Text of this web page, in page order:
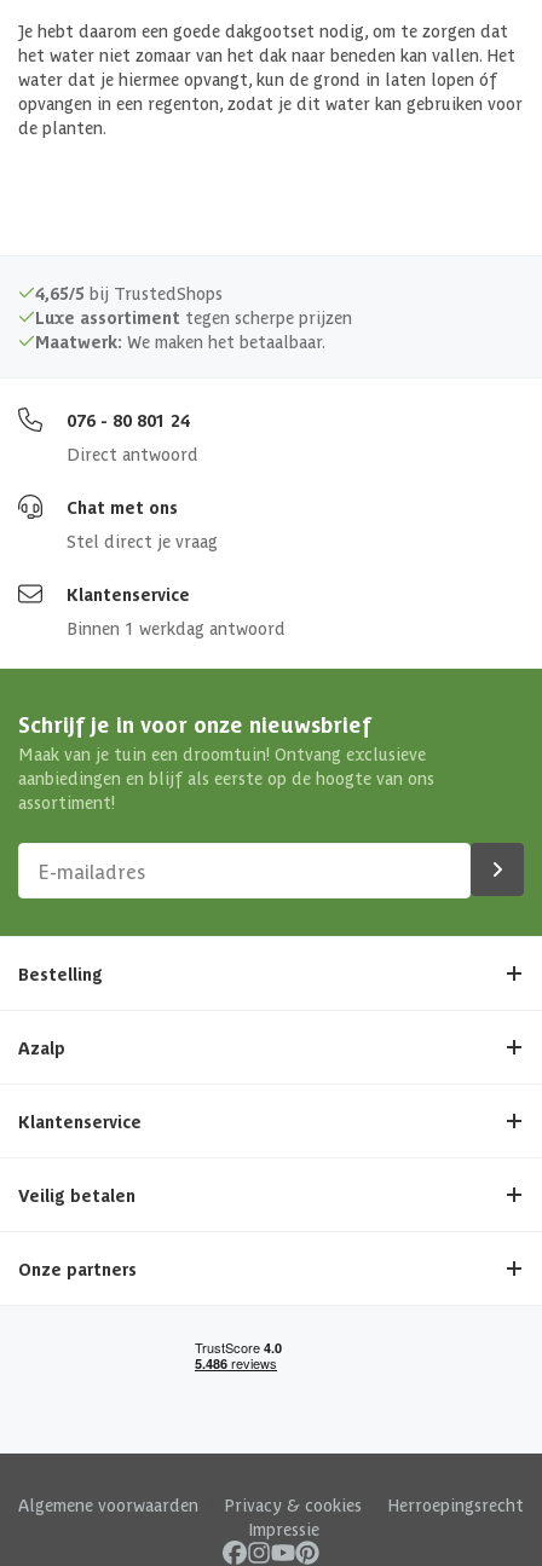
Je hebt daarom een goede dakgootset nodig, om te zorgen dat
het water niet zomaar van het dak naar beneden kan vallen. Het
water dat je hiermee opvangt, kun de grond in laten lopen óf
opvangen in een regenton, zodat je dit water kan gebruiken voor
de planten.
4,65/5 bij TrustedShops
Luxe assortiment tegen scherpe prijzen
Maatwerk: We maken het betaalbaar.
076 - 80 801 24
Direct antwoord
Chat met ons
Stel direct je vraag
Klantenservice
Binnen 1 werkdag antwoord
Schrijf je in voor onze nieuwsbrief
Maak van je tuin een droomtuin! Ontvang exclusieve
aanbiedingen en blijf als eerste op de hoogte van ons
assortiment!
Bestelling
Azalp
Klantenservice
Veilig betalen
Onze partners
Algemene voorwaarden Privacy & cookies
Herroepingsrecht
Impressie